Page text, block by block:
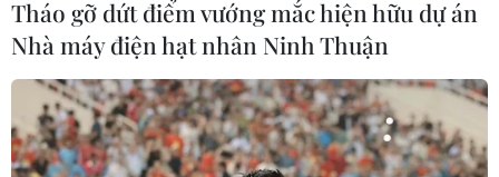
Xuất hiện áp thấp nhiệt đới trên khu
vực vịnh Bắc Bộ
07/08/2026 03:54
Tháo gỡ dứt điểm vướng mắc hiện hữu dự án
Nhà máy điện hạt nhân Ninh Thuận